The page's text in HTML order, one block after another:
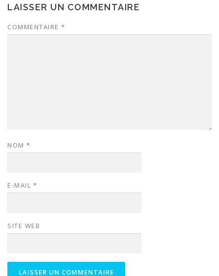
LAISSER UN COMMENTAIRE
COMMENTAIRE *
NOM *
E-MAIL *
SITE WEB